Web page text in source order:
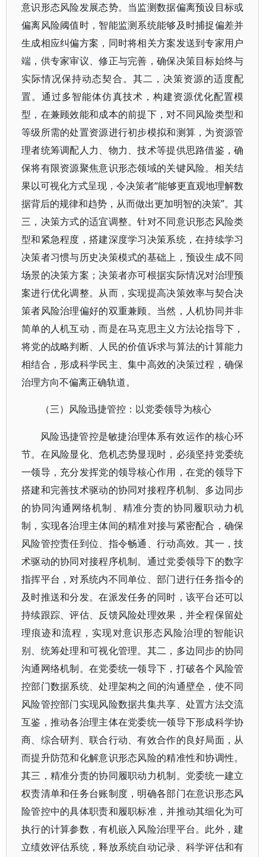
意识形态风险发展态势。当监测数据偏离预设目标或
偏离风险阈值时，智能监测系统能够及时捕捉偏差并
生成相应纠偏方案，同时将相关方案发送到专家用户
端，供专家审议、修正与完善，确保决策目标始终与
实际情况保持动态契合。其二，决策资源的适度配
置。通过多智能体仿真技术，构建资源优化配置模
型，在兼顾效能和成本的前提下，对不同风险类型和
等级所需的处置资源进行初步模拟和测算，为资源管
理者统筹调配人力、物力、技术等提供思路借鉴，确
保将有限资源聚焦意识形态领域的关键风险。相关结
果以可视化方式呈现，令决策者“能够更直观地理解数
据背后的规律和趋势，从而做出更加明智的决策”。其
三，决策方式的适宜调整。针对不同意识形态风险类
型和紧急程度，搭建深度学习决策系统，在持续学习
决策者习惯与历史决策模式的基础上，预设生成不同
场景的决策方案；决策者亦可根据实际情况对治理预
案进行优化调整。从而，实现提高决策效率与契合决
策者风险治理偏好的双重兼顾。当然，人机协同并非
简单的人机互动，而是在马克思主义方法论指导下，
将党的战略判断、人民的价值诉求与算法的计算能力
相结合，形成科学民主、集中高效的决策过程，确保
治理方向不偏离正确轨道。
（三）风险迅捷管控：以党委领导为核心
风险迅捷管控是敏捷治理体系有效运作的核心环
节。在风险显化、危机态势显现时，必须坚持党委统
一领导，充分发挥党的领导核心作用，在党的领导下
搭建和完善技术驱动的协同对接程序机制、多边同步
的协同沟通网络机制、精准分责的协同履职动力机
制，实现各治理主体间的精准对接与紧密配合，确保
风险管控责任到位、指令畅通、行动高效。其一，技
术驱动的协同对接程序机制。通过党委领导下的数字
指挥平台，对系统内不同单位、部门进行任务指令的
及时推送和分发。在派发任务的同时，该平台还可以
持续跟踪、评估、反馈风险处理效果，并全程保留处
理痕迹和流程，实现对意识形态风险治理的智能识
别、统筹处理和可视化管理。其二，多边同步的协同
沟通网络机制。在党委统一领导下，打破各个风险管
控部门数据系统、处理架构之间的沟通壁垒，使不同
风险管控部门实现风险数据共集共享、处置方法交流
互鉴，推动各治理主体在党委统一领导下形成科学协
商、综合研判、联合行动、有效合作的良好局面，从
而提升防范和化解意识形态风险的精准性和协调性。
其三，精准分责的协同履职动力机制。党委统一建立
权责清单和任务台账制度，明确各部门在意识形态风
险管控中的具体职责和履职标准，并推动其细化为可
执行的计算参数，有机嵌入风险治理平台。此外，建
立绩效评估系统，释放系统自动记录、科学评估和有